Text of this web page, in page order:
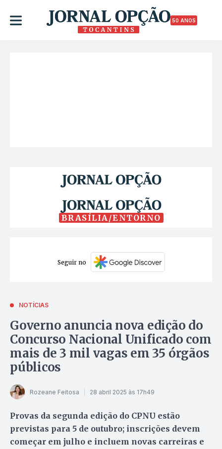
50 ANOS
BRASÍLIA/ENTORNO
Seguir no
NOTÍCIAS
Governo anuncia nova edição do
Concurso Nacional Unificado com
mais de 3 mil vagas em 35 órgãos
públicos
Rozeane Feitosa 28 abril 2025 às 17h49
Provas da segunda edição do CPNU estão
previstas para 5 de outubro; inscrições devem
começar em julho e incluem novas carreiras e